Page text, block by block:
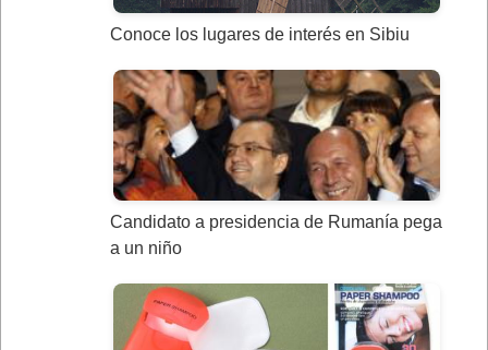
Conoce los lugares de interés en Sibiu
Candidato a presidencia de Rumanía pega
a un niño